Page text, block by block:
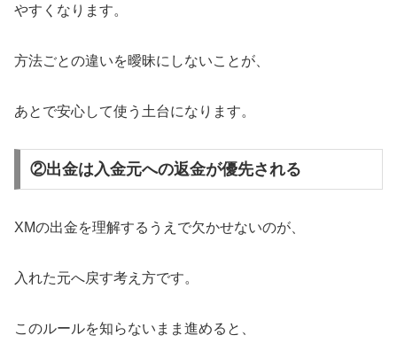
やすくなります。
方法ごとの違いを曖昧にしないことが、
あとで安心して使う土台になります。
②出金は入金元への返金が優先される
XMの出金を理解するうえで欠かせないのが、
入れた元へ戻す考え方です。
このルールを知らないまま進めると、